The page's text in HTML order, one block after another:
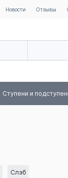
Новости Отзывы
Ступени и
Слэб